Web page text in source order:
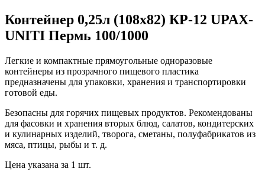
Контейнер 0,25л (108х82) КР-12 UPAX-
UNITI Пермь 100/1000
Легкие и компактные прямоугольные одноразовые
контейнеры из прозрачного пищевого пластика
предназначены для упаковки, хранения и транспортировки
готовой еды.
Безопасны для горячих пищевых продуктов. Рекомендованы
для фасовки и хранения вторых блюд, салатов, кондитерских
и кулинарных изделий, творога, сметаны, полуфабрикатов из
мяса, птицы, рыбы и т. д.
Цена указана за 1 шт.